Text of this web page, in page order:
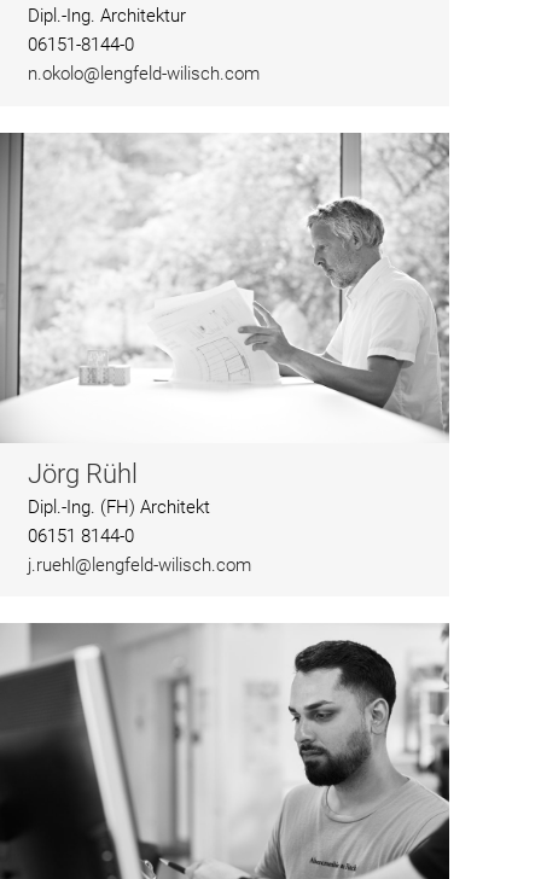
Dipl.-Ing. Architektur
06151-8144-0
n.okolo@lengfeld-wilisch.com
Jörg Rühl
Dipl.-Ing. (FH) Architekt
06151 8144-0
j.ruehl@lengfeld-wilisch.com